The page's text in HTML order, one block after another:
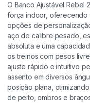
O Banco Ajustável Rebel
força indoor, oferecendo
opções de
aço de calibre pesado,
absoluta e uma
os treinos com pesos
ajuste rápido e intuitivo
assento em diversos
posição plana,
de peito, ombros e